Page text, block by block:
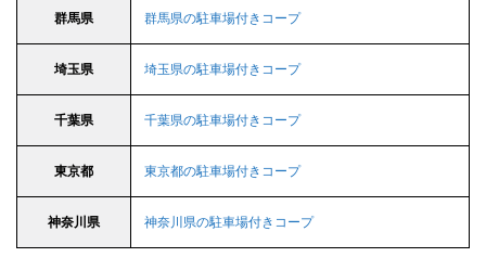
群馬県 群馬県の駐車場付きコープ
埼玉県 埼玉県の駐車場付きコープ
千葉県 千葉県の駐車場付きコープ
東京都 東京都の駐車場付きコープ
神奈川県 神奈川県の駐車場付きコープ